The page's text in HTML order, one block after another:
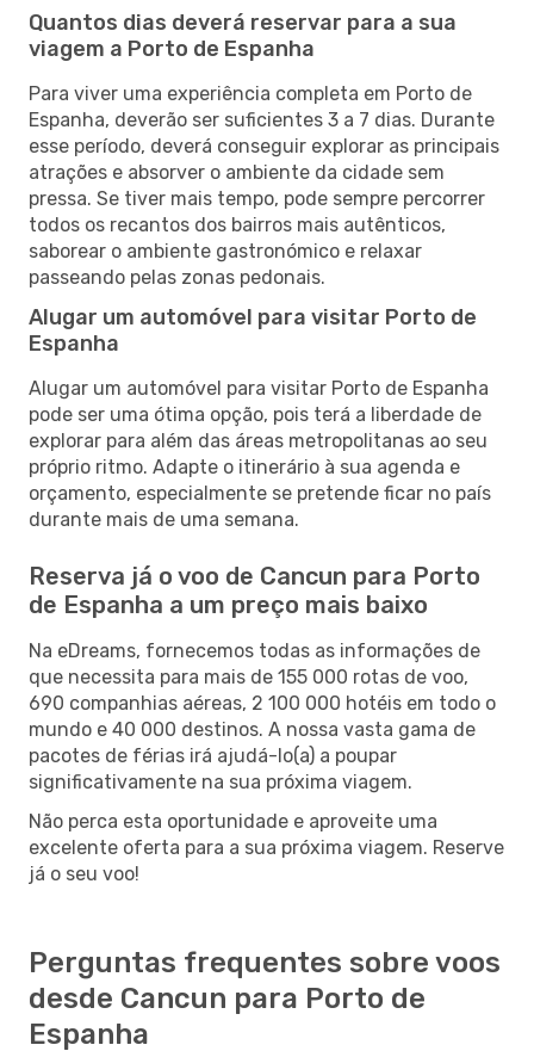
Quantos dias deverá reservar para a sua
viagem a Porto de Espanha
Para viver uma experiência completa em Porto de
Espanha, deverão ser suficientes 3 a 7 dias. Durante
esse período, deverá conseguir explorar as principais
atrações e absorver o ambiente da cidade sem
pressa. Se tiver mais tempo, pode sempre percorrer
todos os recantos dos bairros mais autênticos,
saborear o ambiente gastronómico e relaxar
passeando pelas zonas pedonais.
Alugar um automóvel para visitar Porto de
Espanha
Alugar um automóvel para visitar Porto de Espanha
pode ser uma ótima opção, pois terá a liberdade de
explorar para além das áreas metropolitanas ao seu
próprio ritmo. Adapte o itinerário à sua agenda e
orçamento, especialmente se pretende ficar no país
durante mais de uma semana.
Reserva já o voo de Cancun para Porto
de Espanha a um preço mais baixo
Na eDreams, fornecemos todas as informações de
que necessita para mais de 155 000 rotas de voo,
690 companhias aéreas, 2 100 000 hotéis em todo o
mundo e 40 000 destinos. A nossa vasta gama de
pacotes de férias irá ajudá-lo(a) a poupar
significativamente na sua próxima viagem.
Não perca esta oportunidade e aproveite uma
excelente oferta para a sua próxima viagem. Reserve
já o seu voo!
Perguntas frequentes sobre voos
desde Cancun para Porto de
Espanha